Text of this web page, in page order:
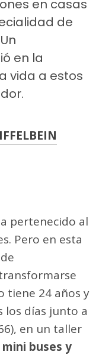
en casas
de
en la
vida a estos
pertenecido al
Pero en esta
tiene 24 años y
los días junto a
en un taller
buses y